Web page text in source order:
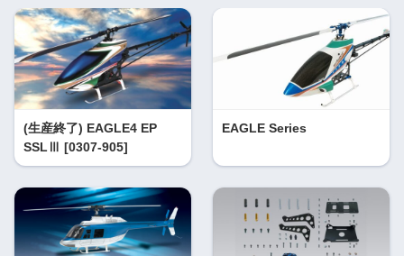
(生産終了) EAGLE4 EP
SSLⅢ [0307-905]
EAGLE Series